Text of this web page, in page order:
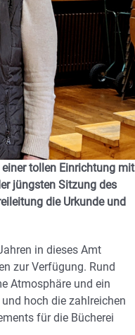
tollen Einrichtung mit
jüngsten Sitzung des
die Urkunde und
in dieses Amt
zur Verfügung. Rund
Atmosphäre und ein
hoch die zahlreichen
für die Bücherei